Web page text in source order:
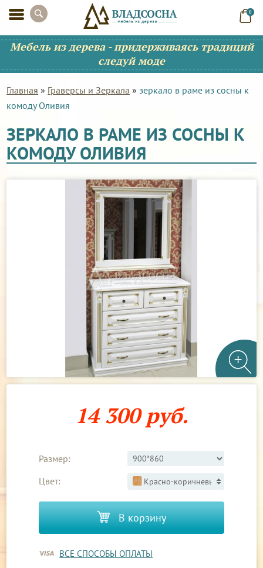
0
Мебель из дерева - придерживаясь традиций
следуй моде
Главная » Граверсы и Зеркала »зеркало в раме из сосны к
комоду Оливия
ЗЕРКАЛО В РАМЕ ИЗ СОСНЫ К
КОМОДУ ОЛИВИЯ
14 300 руб.
Размер:
Цвет:
Красно-коричневый 1
В корзину
ВСЕ СПОСОБЫ ОПЛАТЫ